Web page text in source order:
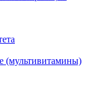
(мультивитамины)